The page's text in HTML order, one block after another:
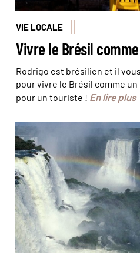
VIE LOCALE
Vivre le Brésil
Rodrigo est brésilien et il
pour vivre le Brésil comme
pour un touriste ! En lire plus